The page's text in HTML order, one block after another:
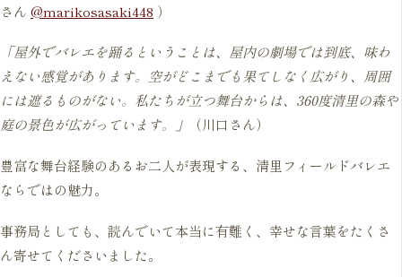
さん @marikosasaki448 ）
「屋外でバレエを踊るということは、屋内の劇場では到底、味わ
えない感覚があります。空がどこまでも果てしなく広がり、周囲
には遮るものがない。私たちが立つ舞台からは、360度清里の森や
庭の景色が広がっています。」
（川口さん）
豊富な舞台経験のあるお二人が表現する、清里フィールドバレエ
ならではの魅力。
事務局としても、読んでいて本当に有難く、幸せな言葉をたくさ
ん寄せてくださいました。